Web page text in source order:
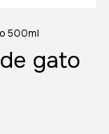
500ml
gato